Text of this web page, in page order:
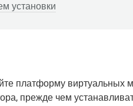
установки
платформу виртуальных
прежде чем